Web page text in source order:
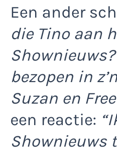
Een ander
die Tino aan
bezopen in
Suzan en
een reactie:
Shownieuws